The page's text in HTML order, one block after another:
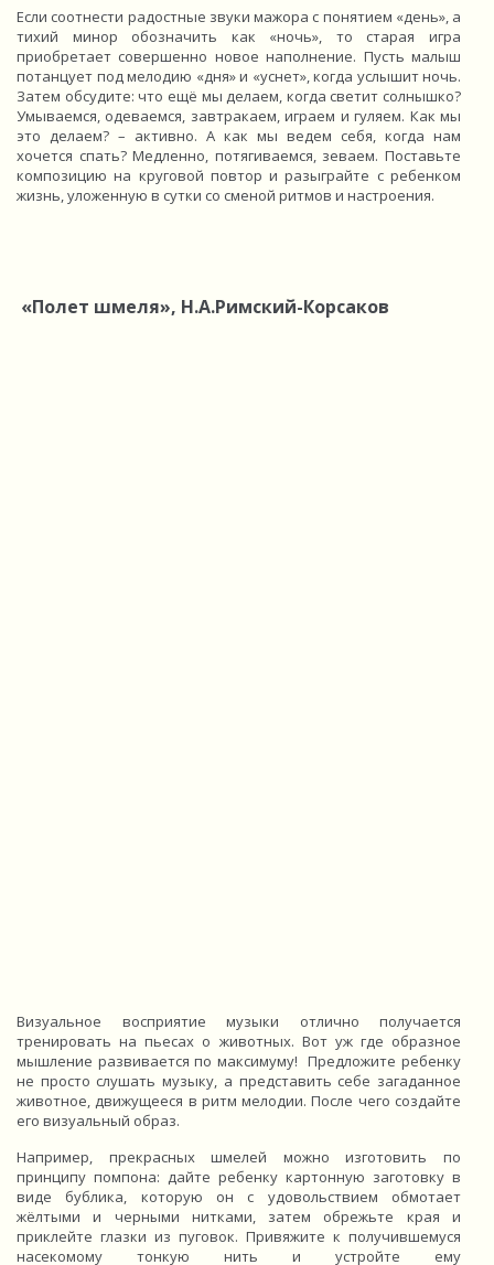
Если соотнести радостные звуки мажора с понятием «день», а
тихий минор обозначить как «ночь», то старая игра
приобретает совершенно новое наполнение. Пусть малыш
потанцует под мелодию «дня» и «уснет», когда услышит ночь.
Затем обсудите: что ещё мы делаем, когда светит солнышко?
Умываемся, одеваемся, завтракаем, играем и гуляем. Как мы
это делаем? – активно. А как мы ведем себя, когда нам
хочется спать? Медленно, потягиваемся, зеваем. Поставьте
композицию на круговой повтор и разыграйте с ребенком
жизнь, уложенную в сутки со сменой ритмов и настроения.
«Полет шмеля», Н.А.Римский-Корсаков
Визуальное восприятие музыки отлично получается
тренировать на пьесах о животных. Вот уж где образное
мышление развивается по максимуму! Предложите ребенку
не просто слушать музыку, а представить себе загаданное
животное, движущееся в ритм мелодии. После чего создайте
его визуальный образ.
Например, прекрасных шмелей можно изготовить по
принципу помпона: дайте ребенку картонную заготовку в
виде бублика, которую он с удовольствием обмотает
жёлтыми и черными нитками, затем обрежьте края и
приклейте глазки из пуговок. Привяжите к получившемуся
насекомому тонкую нить и устройте ему